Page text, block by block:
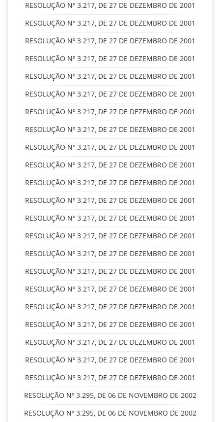
RESOLUÇÃO Nº 3.217, DE 27 DE DEZEMBRO DE 2001
RESOLUÇÃO Nº 3.217, DE 27 DE DEZEMBRO DE 2001
RESOLUÇÃO Nº 3.217, DE 27 DE DEZEMBRO DE 2001
RESOLUÇÃO Nº 3.217, DE 27 DE DEZEMBRO DE 2001
RESOLUÇÃO Nº 3.217, DE 27 DE DEZEMBRO DE 2001
RESOLUÇÃO Nº 3.217, DE 27 DE DEZEMBRO DE 2001
RESOLUÇÃO Nº 3.217, DE 27 DE DEZEMBRO DE 2001
RESOLUÇÃO Nº 3.217, DE 27 DE DEZEMBRO DE 2001
RESOLUÇÃO Nº 3.217, DE 27 DE DEZEMBRO DE 2001
RESOLUÇÃO Nº 3.217, DE 27 DE DEZEMBRO DE 2001
RESOLUÇÃO Nº 3.217, DE 27 DE DEZEMBRO DE 2001
RESOLUÇÃO Nº 3.217, DE 27 DE DEZEMBRO DE 2001
RESOLUÇÃO Nº 3.217, DE 27 DE DEZEMBRO DE 2001
RESOLUÇÃO Nº 3.217, DE 27 DE DEZEMBRO DE 2001
RESOLUÇÃO Nº 3.217, DE 27 DE DEZEMBRO DE 2001
RESOLUÇÃO Nº 3.217, DE 27 DE DEZEMBRO DE 2001
RESOLUÇÃO Nº 3.217, DE 27 DE DEZEMBRO DE 2001
RESOLUÇÃO Nº 3.217, DE 27 DE DEZEMBRO DE 2001
RESOLUÇÃO Nº 3.217, DE 27 DE DEZEMBRO DE 2001
RESOLUÇÃO Nº 3.217, DE 27 DE DEZEMBRO DE 2001
RESOLUÇÃO Nº 3.217, DE 27 DE DEZEMBRO DE 2001
RESOLUÇÃO Nº 3.217, DE 27 DE DEZEMBRO DE 2001
RESOLUÇÃO Nº 3.295, DE 06 DE NOVEMBRO DE 2002
RESOLUÇÃO Nº 3.295, DE 06 DE NOVEMBRO DE 2002